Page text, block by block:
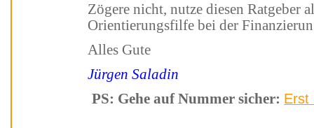
Zögere nicht, nutze diesen Ratgeber als verlässlichen Impulsgeber und
Orientierungsfilfe bei der
Alles Gute
Jürgen Saladin
PS: Gehe auf Nummer sicher: